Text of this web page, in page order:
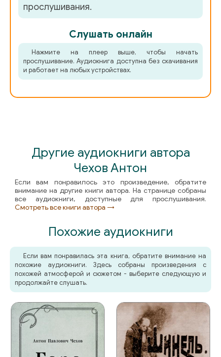
прослушивания.
Слушать онлайн
Нажмите на плеер выше, чтобы начать
прослушивание. Аудиокнига доступна без скачивания
и работает на любых устройствах.
Другие аудиокниги автора
Чехов Антон
Если вам понравилось это произведение, обратите
внимание на другие книги автора. На странице собраны
все аудиокниги, доступные для прослушивания.
Смотреть все книги автора →
Похожие аудиокниги
Если вам понравилась эта книга, обратите внимание на
похожие аудиокниги. Здесь собраны произведения с
похожей атмосферой и сюжетом - выберите следующую и
продолжайте слушать.